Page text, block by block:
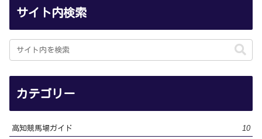
サイト内検索
カテゴリー
高知競馬場ガイド 10